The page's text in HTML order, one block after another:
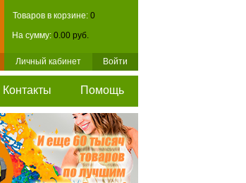
Товаров в корзине: 0
На сумму: 0.00 руб.
Личный кабинет Войти
Контакты Помощь